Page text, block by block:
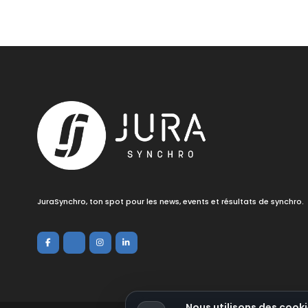
JuraSynchro, ton spot pour les news, events et résultats de synchro.